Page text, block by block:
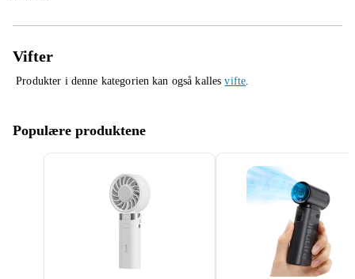
Vifter
Produkter i denne kategorien kan også kallesvifte.
Populære produktene